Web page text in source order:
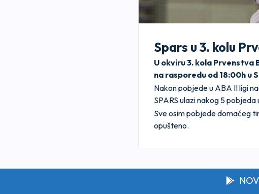
Spars u 3. kolu
U okviru 3. kola Prvenstva
na rasporedu od 18:00h u
Nakon pobjede u ABA II ligi
SPARS ulazi nakog 5
Sve osim pobjede domaćeg
opušteno.